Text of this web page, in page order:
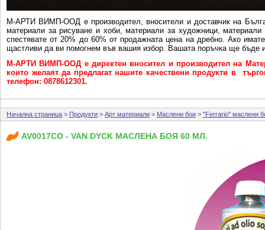
М-АРТИ ВИМП-ООД e производител, вносители и доставчик на
материали за рисуване и хоби, материали за художници,
спестявате от 20% до 60% от продажната цена на дребно. Ако
щастливи да ви помогнем във вашия избор. Вашата поръчка ще бъде
М-АРТИ ВИМП-ООД е директен вносител и производител на
които желаят да предлагат нашите качествени продукти в
телефон: 0878612301.
Начална страница > Продукти > Арт материали > Маслени бои > "Ferrario" маслени
AV0017CO - VAN DYCK МАСЛЕНА БОЯ 60 МЛ.